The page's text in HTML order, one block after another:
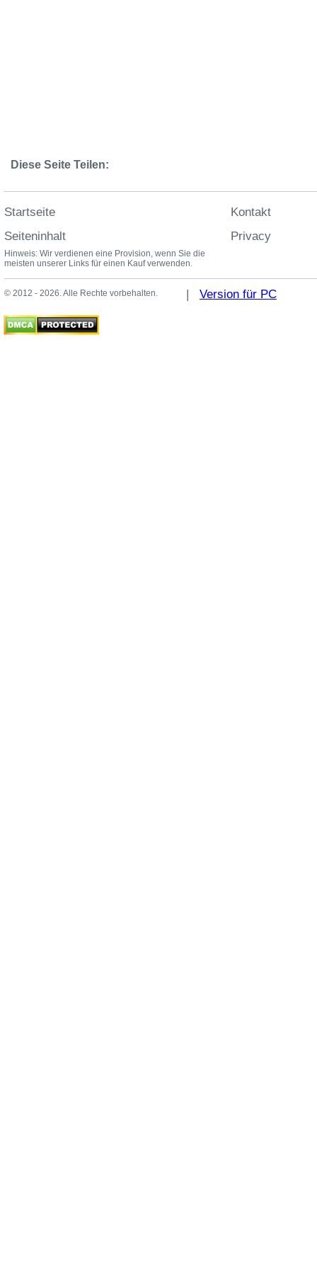
Diese Seite Teilen:
Startseite
Seiteninhalt
Kontakt
Privacy
Hinweis: Wir verdienen eine Provision, wenn Sie die
meisten unserer Links für einen Kauf verwenden.
© 2012 - 2026. Alle Rechte vorbehalten. | Version für PC